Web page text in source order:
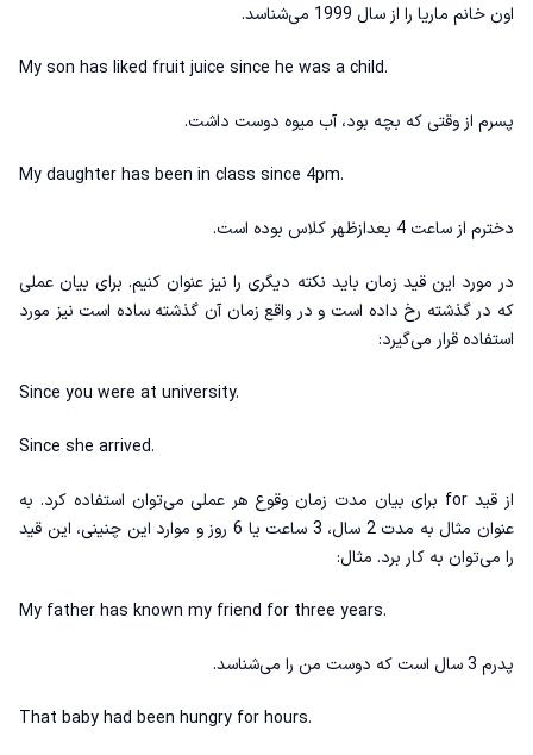
اون خانم ماریا را از سال 1999 می‌شناسد.
My son has liked fruit juice since he was a child.
پسرم از وقتی که بچه بود، آب میوه دوست داشت.
My daughter has been in class since 4pm.
دخترم از ساعت 4 بعدازظهر کلاس بوده است.
در مورد این قید زمان باید نکته دیگری را نیز عنوان کنیم. برای بیان عملی
که در گذشته رخ داده است و در واقع زمان آن گذشته ساده است نیز مورد
استفاده قرار می‌گیرد:
Since you were at university.
Since she arrived.
از قید for برای بیان مدت زمان وقوع هر عملی می‌توان استفاده کرد. به
عنوان مثال به مدت 2 سال، 3 ساعت یا 6 روز و موارد این چنینی، این قید
را می‌توان به کار برد. مثال‌:
My father has known my friend for three years.
پدرم 3 سال است که دوست من را می‌شناسد.
That baby had been hungry for hours.